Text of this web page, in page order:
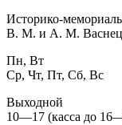
Историко-
В. М. и А. М.
Пн, Вт
Ср, Чт, Пт, Сб, Вс
Выходной
10—17 (касса до